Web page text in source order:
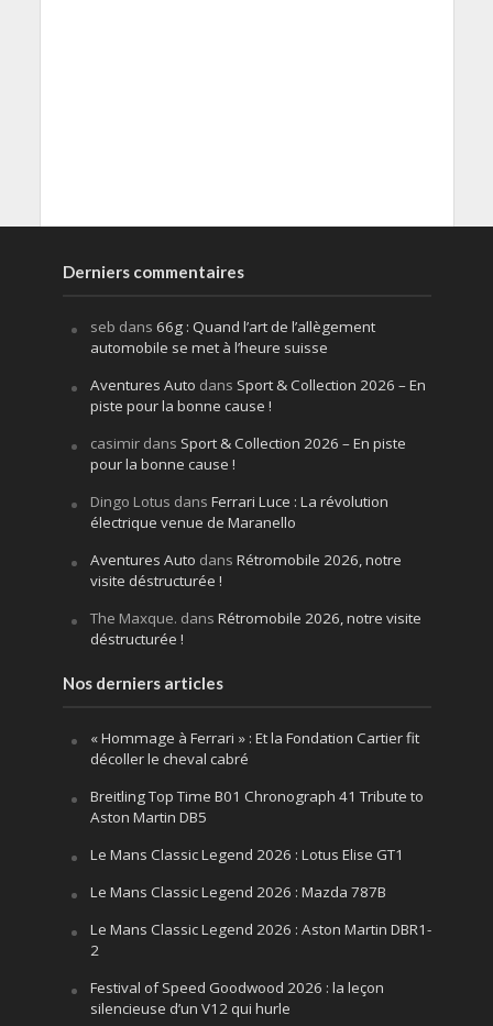
Derniers commentaires
seb dans 66g : Quand l’art de l’allègement
automobile se met à l’heure suisse
Aventures Auto dans Sport & Collection 2026 – En
piste pour la bonne cause !
casimirdans Sport & Collection 2026 – En piste
pour la bonne cause !
Dingo Lotus dans Ferrari Luce : La révolution
électrique venue de Maranello
Aventures Auto dans Rétromobile 2026, notre
visite déstructurée !
The Maxque. dans Rétromobile 2026, notre visite
déstructurée !
Nos derniers articles
« Hommage à Ferrari » : Et la Fondation Cartier fit
décoller le cheval cabré
Breitling Top Time B01 Chronograph 41 Tribute to
Aston Martin DB5
Le Mans Classic Legend 2026 : Lotus Elise GT1
Le Mans Classic Legend 2026 : Mazda 787B
Le Mans Classic Legend 2026 : Aston Martin DBR1-
2
Festival of Speed Goodwood 2026 : la leçon
silencieuse d’un V12 qui hurle